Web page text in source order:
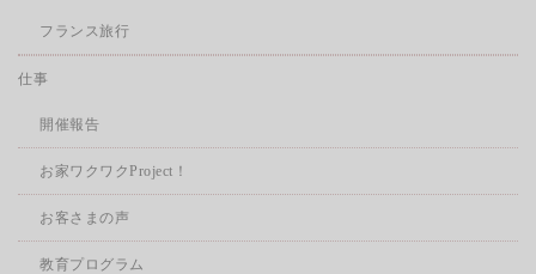
フランス旅行
仕事
開催報告
お家ワクワクProject！
お客さまの声
教育プログラム